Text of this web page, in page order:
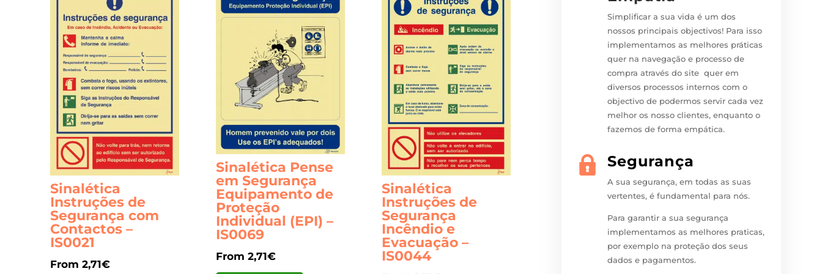
may
chosen
on
on
the
page
Sinalética
Instruções de
Segurança com
Contactos –
IS0021
From 2,71€
Sinalética Pense
em Segurança
Equipamento de
Proteção
Individual (EPI) –
IS0069
From 2,71€
This
Sinalética
Instruções de
Segurança
Incêndio e
Evacuação –
IS0044
Simplificar a sua vida é um dos
nossos principais objectivos! Para isso
implementamos as melhores práticas
quer na navegação e processo de
compra através do site quer em
diversos processos internos com o
objectivo de podermos servir cada vez
melhor os nosso clientes, enquanto o
fazemos de forma empática.
Segurança
A sua segurança, em todas as suas
vertentes, é fundamental para nós.
Para garantir a sua segurança
implementamos as melhores praticas,
por exemplo na proteção dos seus
dados e pagamentos.